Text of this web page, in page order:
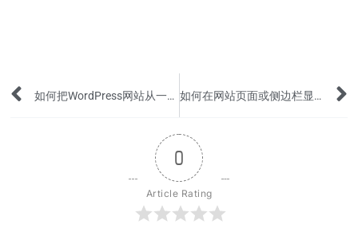
Prev 如何把WordPress网站从一个服务器或主机迁移到另一个？ 如何在网站页面或侧边栏显示所有文章标签？
0
Article Rating